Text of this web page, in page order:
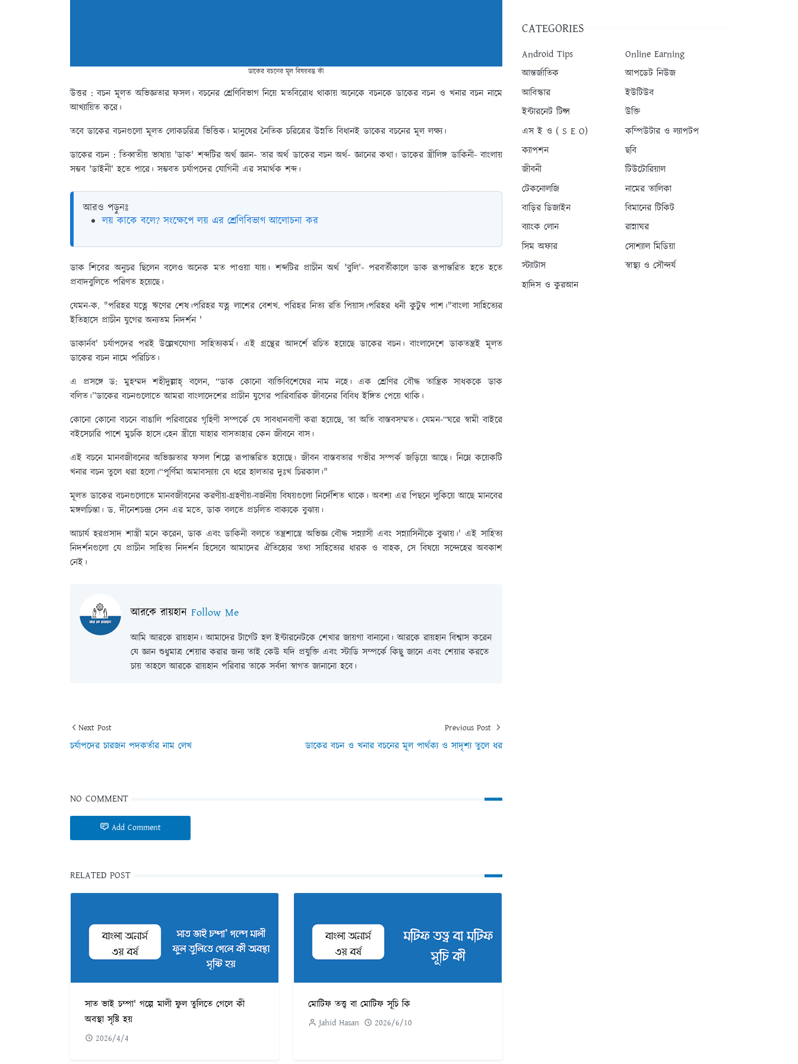
ডাকের বচনের মূল বিষয়বস্তু কী
উত্তর : বচন মূলত অভিজ্ঞতার ফসল। বচনের শ্রেণিবিভাগ নিয়ে মতবিরোধ থাকায় অনেকে বচনকে ডাকের বচন ও খনার বচন নামে
আখ্যায়িত করে।
তবে ডাকের বচনগুলো মূলত লোকচরিত্র ভিত্তিক। মানুষের নৈতিক চরিত্রের উন্নতি বিধানই ডাকের বচনের মূল লক্ষ্য।
ডাকের বচন : তিব্বতীয় ভাষায় 'ডাক' শব্দটির অর্থ জ্ঞান- তার অর্থ ডাকের বচন অর্থ- জ্ঞানের কথা। ডাকের স্ত্রীলিঙ্গ ডাকিনী- বাংলায়
সম্ভব 'ডাইনী' হতে পারে। সম্ভবত চর্যাপদের যোগিনী এর সমার্থক শব্দ।
আরও পড়ুনঃ
লয় কাকে বলে? সংক্ষেপে লয় এর শ্রেণিবিভাগ আলোচনা কর
ডাক শিবের অনুচর ছিলেন বলেও অনেক মত পাওয়া যায়। শব্দটির প্রাচীন অর্থ 'বুলি'- পরবর্তীকালে ডাক রূপান্তরিত হতে হতে
প্রবাদবুলিতে পরিণত হয়েছে।
যেমন-ক. "পরিহর যত্নে ঋণের শেষ।পরিহর যত্ন লাশের বেশখ. পরিহর নিত্য রতি পিয়াস।পরিহর ধনী কুটুম্ব পাশ।"বাংলা সাহিত্যের
ইতিহাসে প্রাচীন যুগের অন্যতম নিদর্শন '
ডাকার্নব' চর্যাপদের পরই উল্লেখযোগ্য সাহিত্যকর্ম। এই গ্রন্থের আদর্শে রচিত হয়েছে ডাকের বচন। বাংলাদেশে ডাকতন্ত্রই মূলত
ডাকের বচন নামে পরিচিত।
এ প্রসঙ্গে ড: মুহম্মদ শহীদুল্লাহ্ বলেন, “ডাক কোনো ব্যক্তিবিশেষের নাম নহে। এক শ্রেণির বৌদ্ধ তান্ত্রিক সাধককে ডাক
বলিত।”ডাকের বচনগুলোতে আমরা বাংলাদেশের প্রাচীন যুগের পারিবারিক জীবনের বিবিধ ইঙ্গিত পেয়ে থাকি।
কোনো কোনো বচনে বাঙালি পরিবারের গৃহিণী সম্পর্কে যে সাবধানবাণী করা হয়েছে, তা অতি বাস্তবসম্মত। যেমন-“ঘরে স্বামী বাইরে
বইসেচারি পাশে মুচকি হাসে।হেন স্ত্রীয়ে যাহার বাসতাহার কেন জীবনে বাস।
এই বচনে মানবজীবনের অভিজ্ঞতার ফসল শিল্পে রূপান্তরিত হয়েছে। জীবন বাস্তবতার গভীর সম্পর্ক জড়িয়ে আছে। নিম্নে কয়েকটি
খনার বচন তুলে ধরা হলো।“পূর্ণিমা অমাবস্যায় যে ধরে হালতার দুঃখ চিরকাল।"
মূলত ডাকের বচনগুলোতে মানবজীবনের করণীয়-গ্রহণীয়-বর্জনীয় বিষয়গুলো নির্দেশিত থাকে। অবশ্য এর পিছনে লুকিয়ে আছে মানবের
মঙ্গলচিন্তা। ড. দীনেশচন্দ্র সেন এর মতে, ডাক বলতে প্রচলিত বাক্যকে বুঝায়।
আচার্য হরপ্রসাদ শাস্ত্রী মনে করেন, ডাক এবং ডাকিনী বলতে তন্ত্রশাস্ত্রে অভিজ্ঞ বৌদ্ধ সন্ন্যাসী এবং সন্ন্যাসিনীকে বুঝায়।' এই সাহিত্য
নিদর্শনগুলো যে প্রাচীন সাহিত্য নিদর্শন হিসেবে আমাদের ঐতিহ্যের তথা সাহিত্যের ধারক ও বাহক, সে বিষয়ে সন্দেহের অবকাশ
নেই।
আরকে রায়হান Follow Me
আমি আরকে রায়হান। আমাদের টার্গেট হল ইন্টারনেটকে শেখার জায়গা বানানো। আরকে রায়হান বিশ্বাস করেন
যে জ্ঞান শুধুমাত্র শেয়ার করার জন্য তাই কেউ যদি প্রযুক্তি এবং স্টাডি সম্পর্কে কিছু জানে এবং শেয়ার করতে
চায় তাহলে আরকে রায়হান পরিবার তাকে সর্বদা স্বাগত জানানো হবে।
Next Post
চর্যাপদের চারজন পদকর্তার নাম লেখ
Previous Post
ডাকের বচন ও খনার বচনের মূল পার্থক্য ও সাদৃশ্য তুলে ধর
NO COMMENT
Add Comment
RELATED POST
সাত ভাই চম্পা' গল্পে মালী ফুল তুলিতে গেলে কী
অবস্থা সৃষ্টি হয়
2026/4/4
মোটিফ তত্ত্ব বা মোটিফ সূচি কি
Jahid Hasan 2026/6/10
CATEGORIES
Android Tips
Online Earning
আন্তর্জাতিক
আপডেট নিউজ
আবিস্কার
ইউটিউব
ইন্টারনেট টিপ্স
উক্তি
এস ই ও ( S E O)
কম্পিউটার ও ল্যাপটপ
ক্যাপশন
ছবি
জীবনী
টিউটোরিয়াল
টেকনোলজি
নামের তালিকা
বাড়ির ডিজাইন
বিমানের টিকিট
ব্যাংক লোন
রান্নাঘর
সিম অফার
সোশ্যাল মিডিয়া
স্ট্যাটাস
স্বাস্থ্য ও সৌন্দর্য
হাদিস ও কুরআন